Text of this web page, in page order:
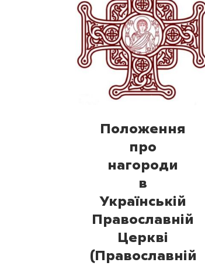
Положення
про
нагороди
в
Українській
Православній
Церкві
(Православній